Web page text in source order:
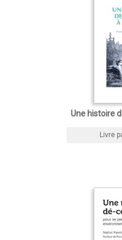
Une histoire
Livre